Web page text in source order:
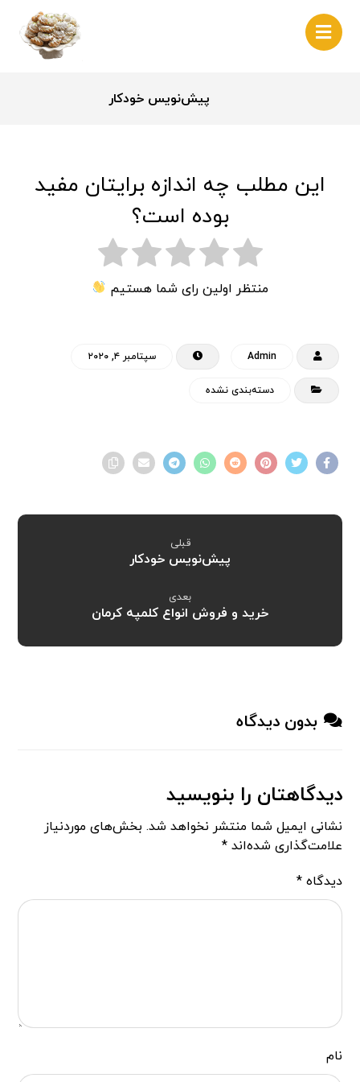
پیش‌نویس خودکار
این مطلب چه اندازه برایتان مفید
بوده است؟
منتظر اولین رای شما هستیم
Admin سپتامبر ۴, ۲۰۲۰
دسته‌بندی نشده
قبلی
پیش‌نویس خودکار
بعدی
خرید و فروش انواع کلمپه کرمان
بدون دیدگاه
دیدگاهتان را بنویسید
نشانی ایمیل شما منتشر نخواهد شد. بخش‌های موردنیاز
علامت‌گذاری شده‌اند*
دیدگاه*
نام